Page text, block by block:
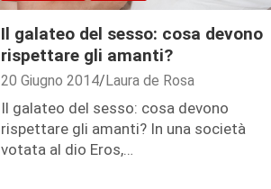
Il galateo del sesso: cosa devono
rispettare gli amanti?
20 Giugno 2014 Laura de Rosa
Il galateo del sesso: cosa devono
rispettare gli amanti? In una società
votata al dio Eros,…